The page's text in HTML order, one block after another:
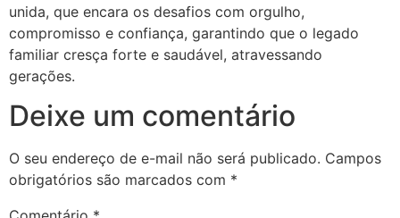
unida, que encara os desafios com orgulho,
compromisso e confiança, garantindo que o legado
familiar cresça forte e saudável, atravessando
gerações.
Deixe um comentário
O seu endereço de e-mail não será publicado. Campos
obrigatórios são marcados com *